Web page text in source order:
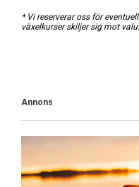
* Vi reserverar oss för
växelkurser skiljer sig mot
Annons